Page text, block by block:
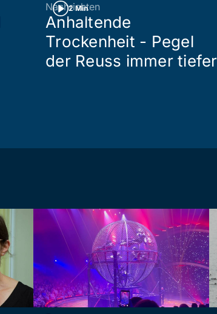
2 Min
Nachrichten
Anhaltende
Trockenheit - Pegel
der Reuss immer tiefer